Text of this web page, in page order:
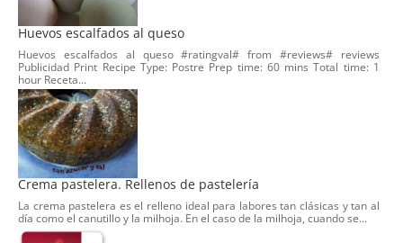
Huevos escalfados al queso
Huevos escalfados al queso #ratingval# from #reviews# reviews
Publicidad Print Recipe Type: Postre Prep time: 60 mins Total time: 1
hour Receta...
Crema pastelera. Rellenos de pastelería
La crema pastelera es el relleno ideal para labores tan clásicas y tan al
día como el canutillo y la milhoja. En el caso de la milhoja, cuando se...